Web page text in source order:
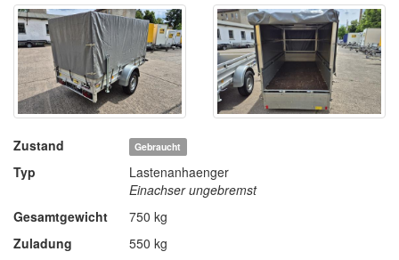
Zustand Gebraucht
Typ
Lastenanhaenger
Einachser ungebremst
Gesamtgewicht
750 kg
Zuladung
550 kg